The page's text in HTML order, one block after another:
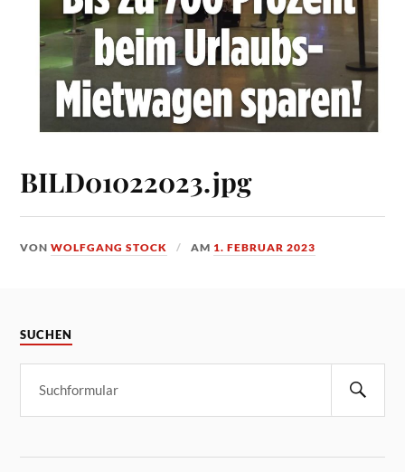
BILD01022023.jpg
VONWOLFGANG STOCK AM 1. FEBRUAR 2023
SUCHEN